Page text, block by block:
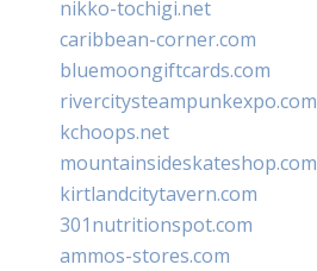
nikko-tochigi.net
caribbean-corner.com
bluemoongiftcards.com
rivercitysteampunkexpo.com
kchoops.net
mountainsideskateshop.com
kirtlandcitytavern.com
301nutritionspot.com
ammos-stores.com